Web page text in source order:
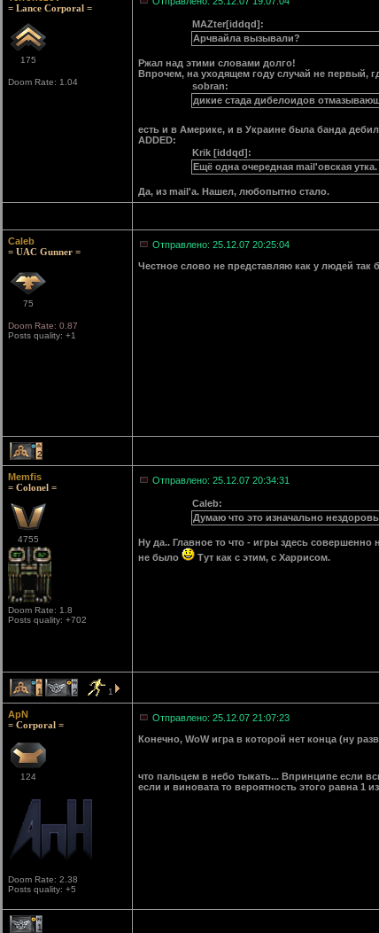
= Lance Corporal =
175
Doom Rate: 1.04
MAZter[iddqd]:
Арчвайла вызывали?
Ржал над этими словами долго!
Впрочем, на уходящем году случай не первый,
sobran:
дикие стада дибелоидов
есть и в Америке, и в Украине была банда
ADDED:
Krik [iddqd]:
Ещё одна очередная mail'овская
Да, из mail'а. Нашел, любопытно стало.
Caleb
= UAC Gunner =
75
Doom Rate: 0.87
Posts quality: +1
Отправлено: 25.12.07 20:25:04
Честное слово не представляю как у людей
2
Memfis
= Colonel =
4755
Doom Rate: 1.8
Posts quality: +702
Отправлено: 25.12.07 20:34:31
Caleb:
Думаю что это изначально
Ну да.. Главное то что - игры здесь
не было
Тут как с этим, с Харрисом.
1 2 1
ApN
= Corporal =
124
Doom Rate: 2.38
Posts quality: +5
Отправлено: 25.12.07 21:07:23
Конечно, WoW игра в которой нет конца (ну
что пальцем в небо тыкать... Впринципе если
если и виновата то вероятность этого равна 1
1